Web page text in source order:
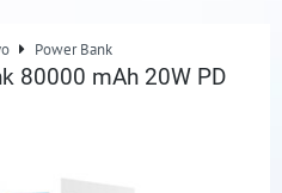
Power Bank
80000 mAh 20W PD